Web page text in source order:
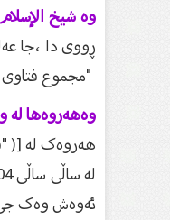
وە شيخ الإسلام ابن تيمية لەجزئی (25)
ڕووی دا ،جا
"مجموع فتاوى
وەهەروەها لە وڵاتی سعودیە و لە ساڵی 1404 کۆچی ڕووی دا و
هەروەک لە [( "فتاوى
ئەوەش وەک جێ